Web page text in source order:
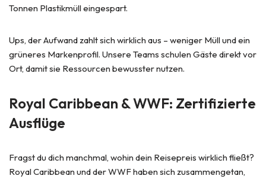
Tonnen Plastikmüll eingespart.
Ups, der Aufwand zahlt sich wirklich aus – weniger Müll und ein
grüneres Markenprofil. Unsere Teams schulen Gäste direkt vor
Ort, damit sie Ressourcen bewusster nutzen.
Royal Caribbean & WWF: Zertifizierte
Ausflüge
Fragst du dich manchmal, wohin dein Reisepreis wirklich fließt?
Royal Caribbean und der WWF haben sich zusammengetan,